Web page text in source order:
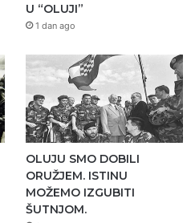
U “OLUJI”
1 dan ago
OLUJU SMO DOBILI
ORUŽJEM. ISTINU
MOŽEMO IZGUBITI
ŠUTNJOM.